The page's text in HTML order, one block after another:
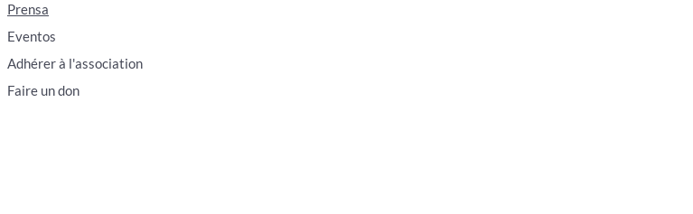
Prensa
Eventos
Adhérer à l'association
Faire un don